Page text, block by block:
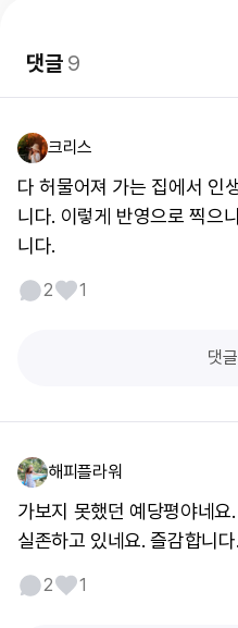
댓글9
크리스
다 허물어져 가는 집에서 인
니다. 이렇게 반영으로 찍으
니다.
2 1
댓
해피플라워
가보지 못했던 예당평야네
실존하고 있네요. 즐감합니다.
2 1